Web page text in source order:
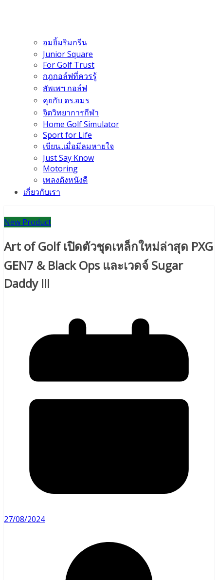
อมยิ้มริมกรีน
Junior Square
For Golf Trust
กฎกอล์ฟที่ควรรู้
สัพเพฯ กอล์ฟ
คุยกับ ดร.อมร
จิตวิทยาการกีฬา
Home Golf Simulator
Sport for Life
เขียน..เมื่อมีลมหายใจ
Just Say Know
Motoring
เพลงดังหนังดี
เกี่ยวกับเรา
New Product
Art of Golf เปิดตัวชุดเหล็กใหม่ล่าสุด PXG
GEN7 & Black Ops และเวดจ์ Sugar
Daddy III
27/08/2024